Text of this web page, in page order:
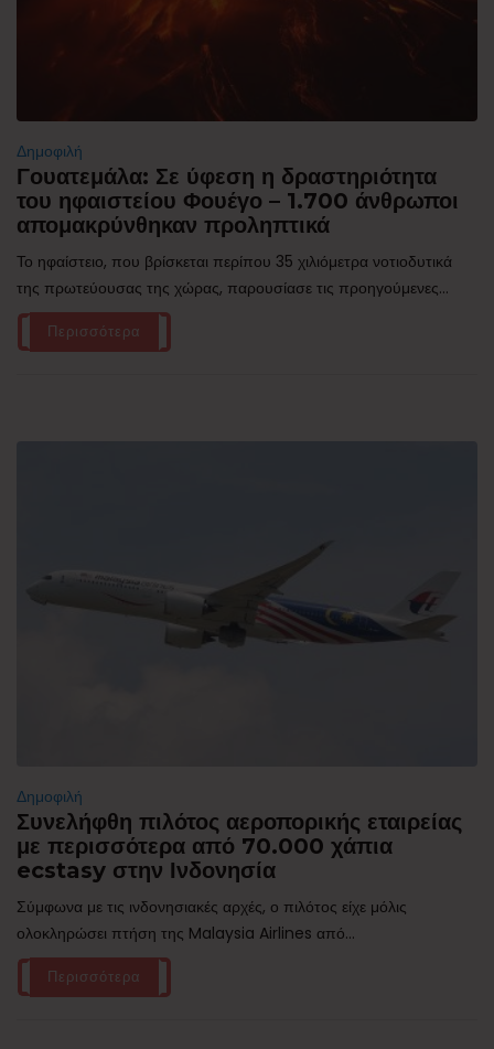
Δημοφιλή
Γουατεμάλα: Σε ύφεση η δραστηριότητα
του ηφαιστείου Φουέγο – 1.700 άνθρωποι
απομακρύνθηκαν προληπτικά
Το ηφαίστειο, που βρίσκεται περίπου 35 χιλιόμετρα νοτιοδυτικά
της πρωτεύουσας της χώρας, παρουσίασε τις προηγούμενες...
Περισσότερα
Δημοφιλή
Συνελήφθη πιλότος αεροπορικής εταιρείας
με περισσότερα από 70.000 χάπια
ecstasy στην Ινδονησία
Σύμφωνα με τις ινδονησιακές αρχές, ο πιλότος είχε μόλις
ολοκληρώσει πτήση της Malaysia Airlines από...
Περισσότερα